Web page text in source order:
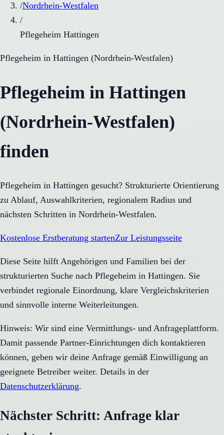
/Nordrhein-Westfalen
/
Pflegeheim Hattingen
Pflegeheim in Hattingen (Nordrhein-Westfalen)
Pflegeheim in Hattingen
(Nordrhein-Westfalen)
finden
Pflegeheim in Hattingen gesucht? Strukturierte Orientierung
zu Ablauf, Auswahlkriterien, regionalem Radius und
nächsten Schritten in Nordrhein-Westfalen.
Kostenlose Erstberatung startenZur Leistungsseite
Diese Seite hilft Angehörigen und Familien bei der
strukturierten Suche nach Pflegeheim in Hattingen. Sie
verbindet regionale Einordnung, klare Vergleichskriterien
und sinnvolle interne Weiterleitungen.
Hinweis: Wir sind eine Vermittlungs- und Anfrageplattform.
Damit passende Partner-Einrichtungen dich kontaktieren
können, geben wir deine Anfrage gemäß Einwilligung an
geeignete Betreiber weiter. Details in der
Datenschutzerklärung.
Nächster Schritt: Anfrage klar